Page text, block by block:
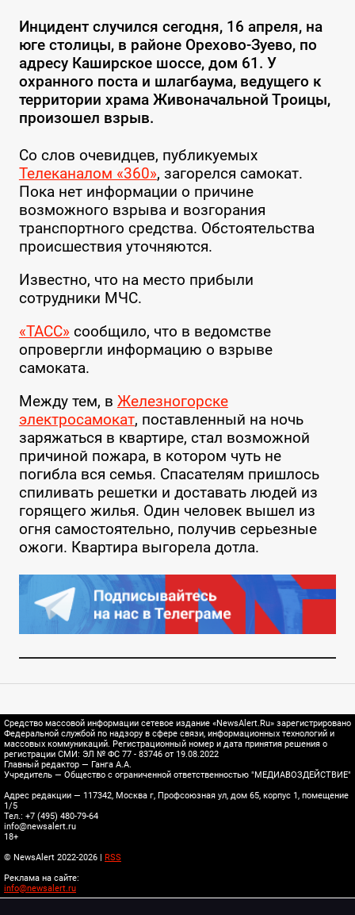
Инцидент случился сегодня, 16 апреля, на
юге столицы, в районе Орехово-Зуево, по
адресу Каширское шоссе, дом 61. У
охранного поста и шлагбаума, ведущего к
территории храма Живоначальной Троицы,
произошел взрыв.
Со слов очевидцев, публикуемых
Телеканалом «360», загорелся самокат.
Пока нет информации о причине
возможного взрыва и возгорания
транспортного средства. Обстоятельства
происшествия уточняются.
Известно, что на место прибыли
сотрудники МЧС.
«ТАСС» сообщило, что в ведомстве
опровергли информацию о взрыве
самоката.
Между тем, в Железногорске
электросамокат, поставленный на ночь
заряжаться в квартире, стал возможной
причиной пожара, в котором чуть не
погибла вся семья. Спасателям пришлось
спиливать решетки и доставать людей из
горящего жилья. Один человек вышел из
огня самостоятельно, получив серьезные
ожоги. Квартира выгорела дотла.
Средство массовой информации сетевое издание «NewsAlert.Ru» зарегистрировано
Федеральной службой по надзору в сфере связи, информационных технологий и
массовых коммуникаций. Регистрационный номер и дата принятия решения о
регистрации СМИ: ЭЛ № ФС 77 - 83746 от 19.08.2022
Главный редактор — Ганга А.А.
Учредитель — Общество с ограниченной ответственностью "МЕДИАВОЗДЕЙСТВИЕ"
Адрес редакции — 117342, Москва г, Профсоюзная ул, дом 65, корпус 1, помещение
1/5
Тел.: +7 (495) 480-79-64
info@newsalert.ru
18+
© NewsAlert 2022-2026 |
RSS
Реклама на сайте:
info@newsalert.ru